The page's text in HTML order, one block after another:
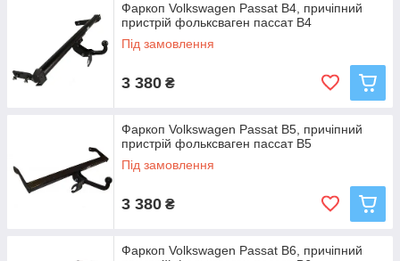
Фаркоп Volkswagen Passat B4, причіпний
пристрій фольксваген пассат В4
Під замовлення
3 380 ₴
Фаркоп Volkswagen Passat B5, причіпний
пристрій фольксваген пассат В5
Під замовлення
3 380 ₴
Фаркоп Volkswagen Passat B6, причіпний